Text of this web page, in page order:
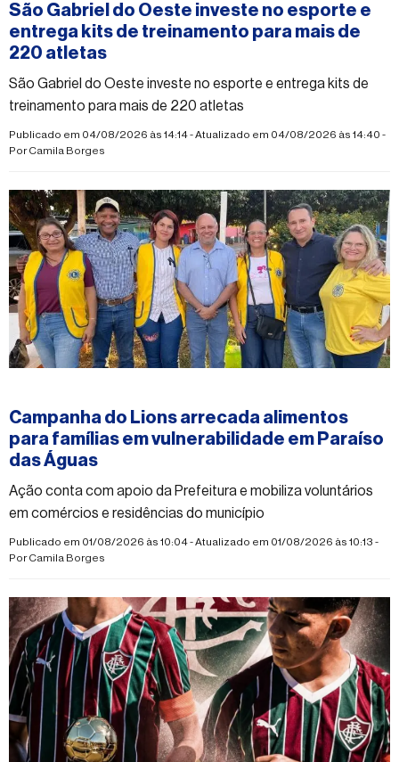
São Gabriel do Oeste investe no esporte e
entrega kits de treinamento para mais de
220 atletas
São Gabriel do Oeste investe no esporte e entrega kits de
treinamento para mais de 220 atletas
Publicado em 04/08/2026 às 14:14 - Atualizado em 04/08/2026 às 14:40 -
PorCamila Borges
Campanha do Lions arrecada alimentos
para famílias em vulnerabilidade em Paraíso
das Águas
Ação conta com apoio da Prefeitura e mobiliza voluntários
em comércios e residências do município
Publicado em 01/08/2026 às 10:04 - Atualizado em 01/08/2026 às 10:13 -
PorCamila Borges